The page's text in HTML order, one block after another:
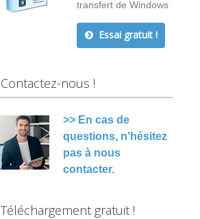
transfert de Windows
Essai gratuit !
Contactez-nous !
>> En cas de
questions, n'hésitez
pas à nous
contacter.
Téléchargement gratuit !